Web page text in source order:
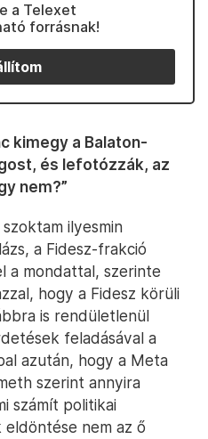
a Telexet
forrásnak!
kimegy a Balaton-
és lefotózzák, az
nem?”
ilyesmin
a Fidesz-frakció
a mondattal, szerinte
hogy a Fidesz körüli
is rendületlenül
feladásával a
azután, hogy a Meta
szerint annyira
számít politikai
nem az ő